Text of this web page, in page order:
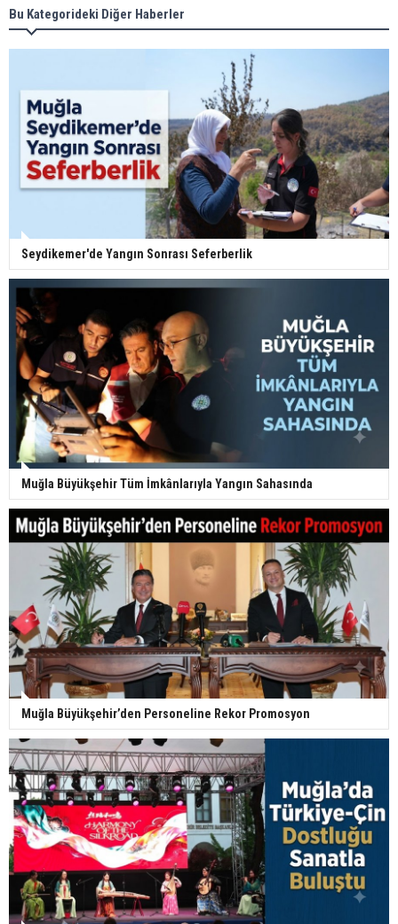
Bu Kategorideki Diğer Haberler
Seydikemer'de Yangın Sonrası Seferberlik
Muğla Büyükşehir Tüm İmkânlarıyla Yangın Sahasında
Muğla Büyükşehir’den Personeline Rekor Promosyon